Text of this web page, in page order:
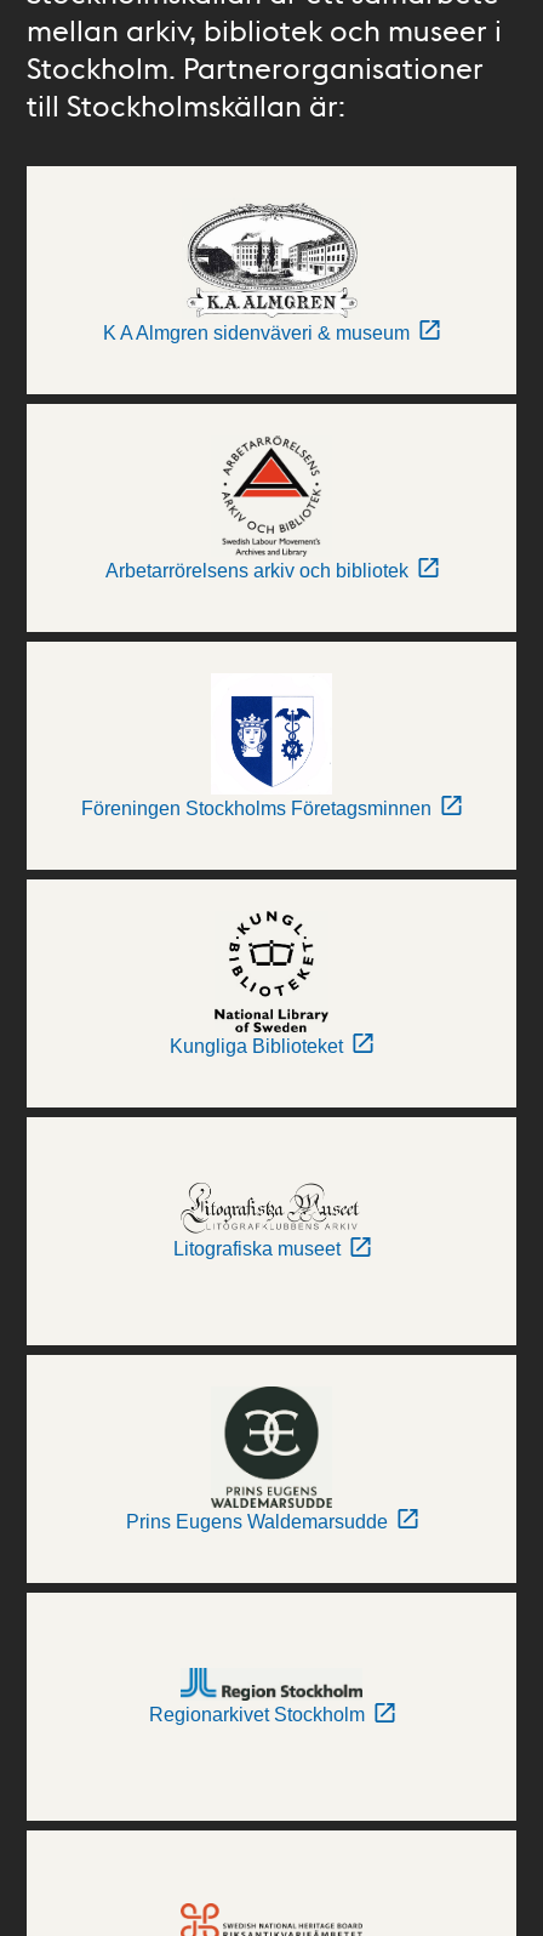
mellan arkiv, bibliotek och museer i
Stockholm. Partnerorganisationer
till Stockholmskällan är:
K A Almgren sidenväveri & museum
Arbetarrörelsens arkiv och bibliotek
Föreningen Stockholms Företagsminnen
Kungliga Biblioteket
Litografiska museet
Prins Eugens Waldemarsudde
Regionarkivet Stockholm